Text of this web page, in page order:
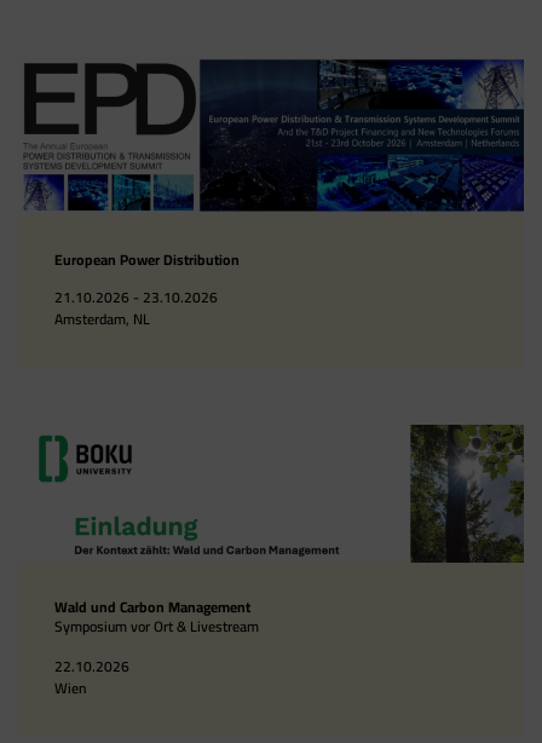
European Power Distribution
21.10.2026 - 23.10.2026
Amsterdam, NL
Wald und Carbon Management
Symposium vor Ort & Livestream
22.10.2026
Wien